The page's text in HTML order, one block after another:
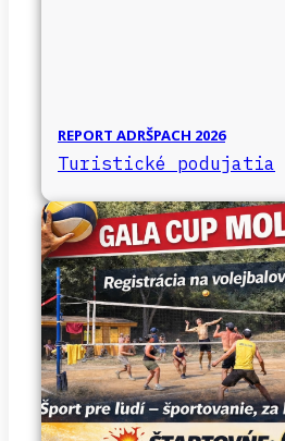
REPORT ADRŠPACH 2026
Turistické podujatia